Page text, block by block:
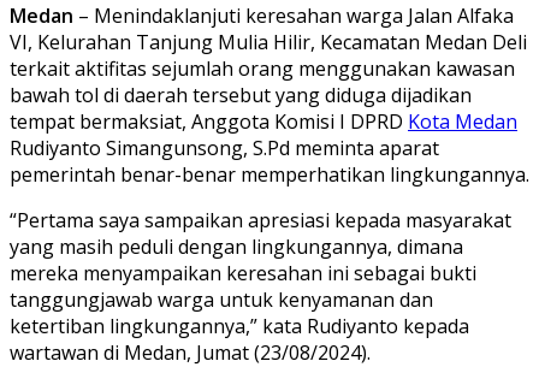
Medan – Menindaklanjuti keresahan warga Jalan Alfaka
VI, Kelurahan Tanjung Mulia Hilir, Kecamatan Medan Deli
terkait aktifitas sejumlah orang menggunakan kawasan
bawah tol di daerah tersebut yang diduga dijadikan
tempat bermaksiat, Anggota Komisi I DPRD Kota Medan
Rudiyanto Simangunsong, S.Pd meminta aparat
pemerintah benar-benar memperhatikan lingkungannya.
“Pertama saya sampaikan apresiasi kepada masyarakat
yang masih peduli dengan lingkungannya, dimana
mereka menyampaikan keresahan ini sebagai bukti
tanggungjawab warga untuk kenyamanan dan
ketertiban lingkungannya,” kata Rudiyanto kepada
wartawan di Medan, Jumat (23/08/2024).